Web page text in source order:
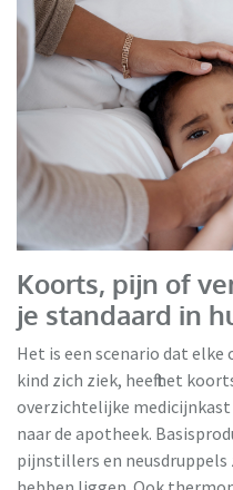
Koorts, pijn of
je standaard in
Het is een scenario dat
kind zich ziek, heeft het
overzichtelijke
naar de apotheek.
pijnstillers en